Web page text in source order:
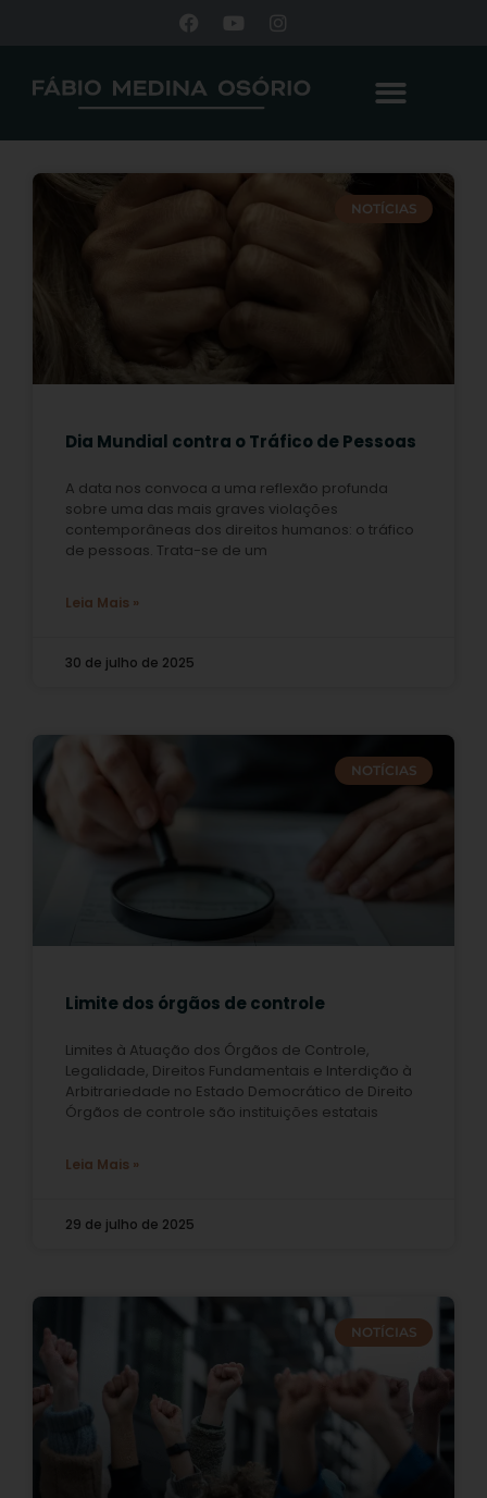
NOTÍCIAS
Dia Mundial contra o Tráfico de Pessoas
A data nos convoca a uma reflexão profunda
sobre uma das mais graves violações
contemporâneas dos direitos humanos: o tráfico
de pessoas. Trata-se de um
Leia Mais »
30 de julho de 2025
NOTÍCIAS
Limite dos órgãos de controle
Limites à Atuação dos Órgãos de Controle,
Legalidade, Direitos Fundamentais e Interdição à
Arbitrariedade no Estado Democrático de Direito
Órgãos de controle são instituições estatais
Leia Mais »
29 de julho de 2025
NOTÍCIAS